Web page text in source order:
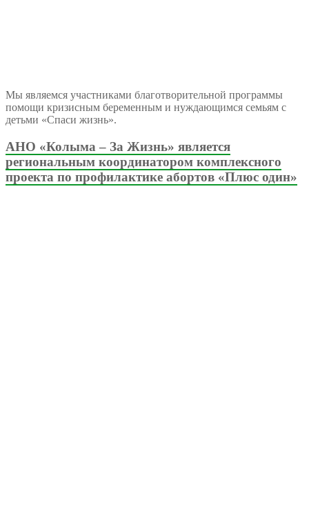
Мы являемся участниками благотворительной программы
помощи кризисным беременным и нуждающимся семьям с
детьми «Спаси жизнь».
АНО «Колыма – За Жизнь» является
региональным координатором комплексного
проекта по профилактике абортов «Плюс один»